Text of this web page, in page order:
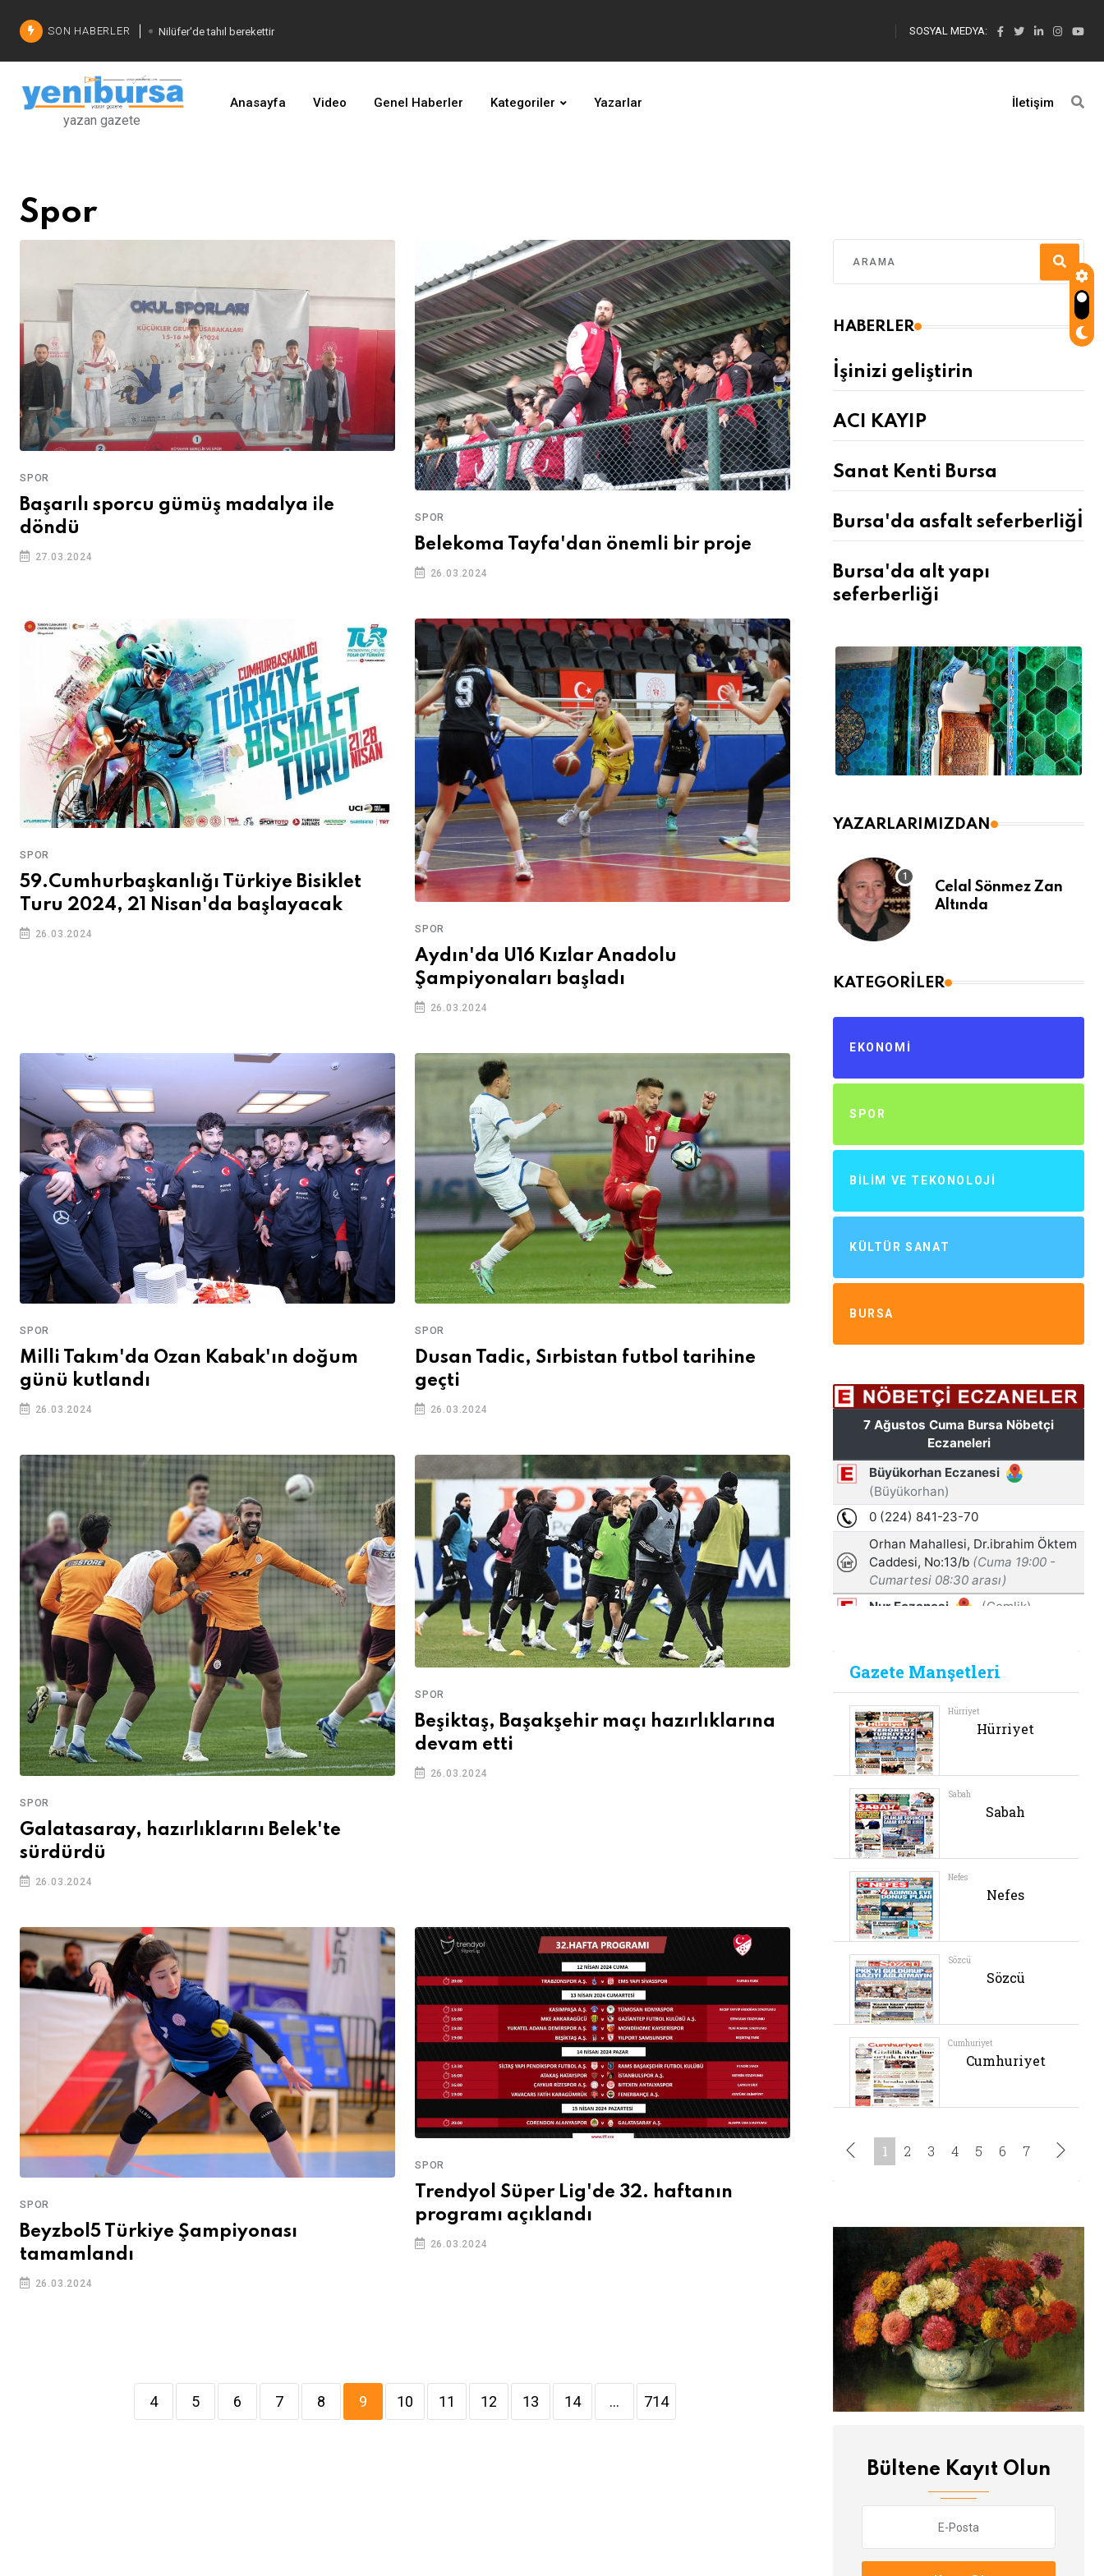
SON HABERLER Nilüfer'de tahıl berekettir
Şadi Özdemir'den çözüm
İşinizi geliştirin
SOSYAL MEDYA:
yazan gazete
Anasayfa Video Genel Haberler Kategoriler Yazarlar İletişim
Spor
SPOR
Başarılı sporcu gümüş madalya ile
döndü
27.03.2024
SPOR
Belekoma Tayfa'dan önemli bir proje
26.03.2024
SPOR
59.Cumhurbaşkanlığı Türkiye Bisiklet
Turu 2024, 21 Nisan'da başlayacak
26.03.2024 SPOR
Aydın'da U16 Kızlar Anadolu
Şampiyonaları başladı
26.03.2024
SPOR
Milli Takım'da Ozan Kabak'ın doğum
günü kutlandı
26.03.2024
SPOR
Dusan Tadic, Sırbistan futbol tarihine
geçti
26.03.2024
SPOR
Galatasaray, hazırlıklarını Belek'te
sürdürdü
26.03.2024
SPOR
Beşiktaş, Başakşehir maçı hazırlıklarına
devam etti
26.03.2024
SPOR
Beyzbol5 Türkiye Şampiyonası
tamamlandı
26.03.2024
SPOR
Trendyol Süper Lig'de 32. haftanın
programı açıklandı
26.03.2024
4 5 6 7 8 9 10 11 12 13 14 ... 714
HABERLER
İşinizi geliştirin
ACI KAYIP
Sanat Kenti Bursa
Bursa'da asfalt seferberliğİ
Bursa'da alt yapı
seferberliği
YAZARLARIMIZDAN
Celal Sönmez Zan
Altında
KATEGORILER
EKONOMI
SPOR
BILIM VE TEKONOLOJI
KÜLTÜR SANAT
BURSA
Bültene Kayıt Olun